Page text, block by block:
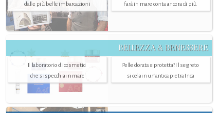
dalle più belle imbarcazioni
farà in mare conta ancora di più
BELLEZZA & BENESSERE
Il laboratorio di cosmetici
che si specchia in mare
Pelle dorata e protetta? Il segreto
si cela in un’antica pietra Inca